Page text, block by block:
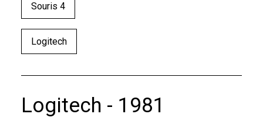
Souris 4
Logitech
Logitech - 1981